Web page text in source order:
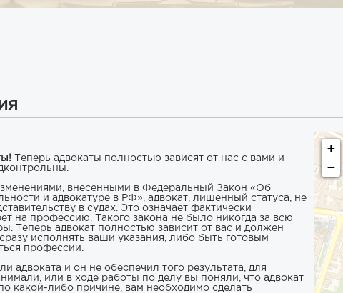
Теперь адвокаты полностью зависят от нас с вами и
внесенными в Федеральный Закон «Об
и адвокатуре в РФ», адвокат, лишенный статуса, не
в судах. Это означает фактически
на профессию. Такого закона не было никогда за всю
Теперь адвокат полностью зависит от вас и должен
исполнять ваши указания, либо быть готовым
профессии.
адвоката и он не обеспечил того результата, для
или в ходе работы по делу вы поняли, что адвокат
какой-либо причине, вам необходимо сделать
+
−